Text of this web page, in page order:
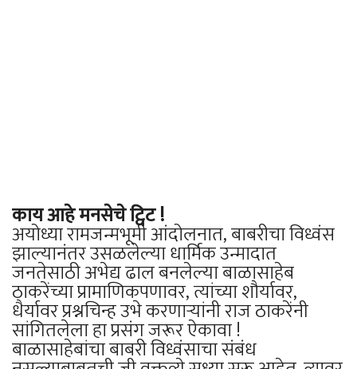
काय आहे मनसेचे ट्विट !
अयोध्या रामजन्मभूमी आंदोलनात, बाबरीचा विध्वंस
झाल्यानंतर उसळलेल्या धार्मिक उन्मादात
जनतेसाठी अभेद्य ढाल बनलेल्या बाळासाहेब
ठाकरेंच्या प्रामाणिकपणावर, त्यांच्या शौर्यावर,
धैर्यावर प्रश्नचिन्ह उभे करणाऱ्यांनी राज ठाकरेंनी
सांगितलेला हा प्रसंग जरूर ऐकावा !
बाळासाहेबांचा बाबरी विध्वंसाचा संबंध